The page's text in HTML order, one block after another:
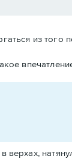
из того
верхах,